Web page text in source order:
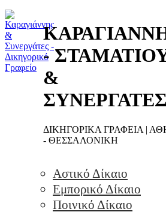
-
&
ΣΥΝΕΡΓΑΤΕΣ
ΔΙΚΗΓΟΡΙΚΑ ΓΡΑΦΕΙΑ |
- ΘΕΣΣΑΛΟΝΙΚΗ
Αστικό Δίκαιο
Εμπορικό Δίκαιο
Ποινικό Δίκαιο